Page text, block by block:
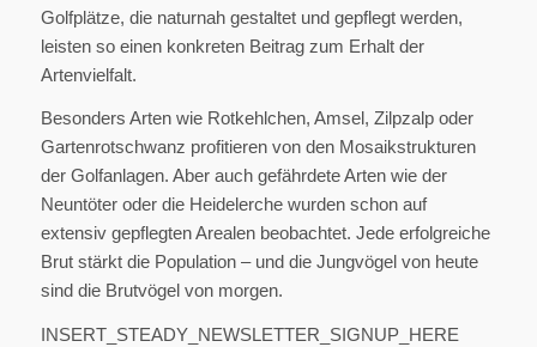
Golfplätze, die naturnah gestaltet und gepflegt werden,
leisten so einen konkreten Beitrag zum Erhalt der
Artenvielfalt.
Besonders Arten wie Rotkehlchen, Amsel, Zilpzalp oder
Gartenrotschwanz profitieren von den Mosaikstrukturen
der Golfanlagen. Aber auch gefährdete Arten wie der
Neuntöter oder die Heidelerche wurden schon auf
extensiv gepflegten Arealen beobachtet. Jede erfolgreiche
Brut stärkt die Population – und die Jungvögel von heute
sind die Brutvögel von morgen.
INSERT_STEADY_NEWSLETTER_SIGNUP_HERE